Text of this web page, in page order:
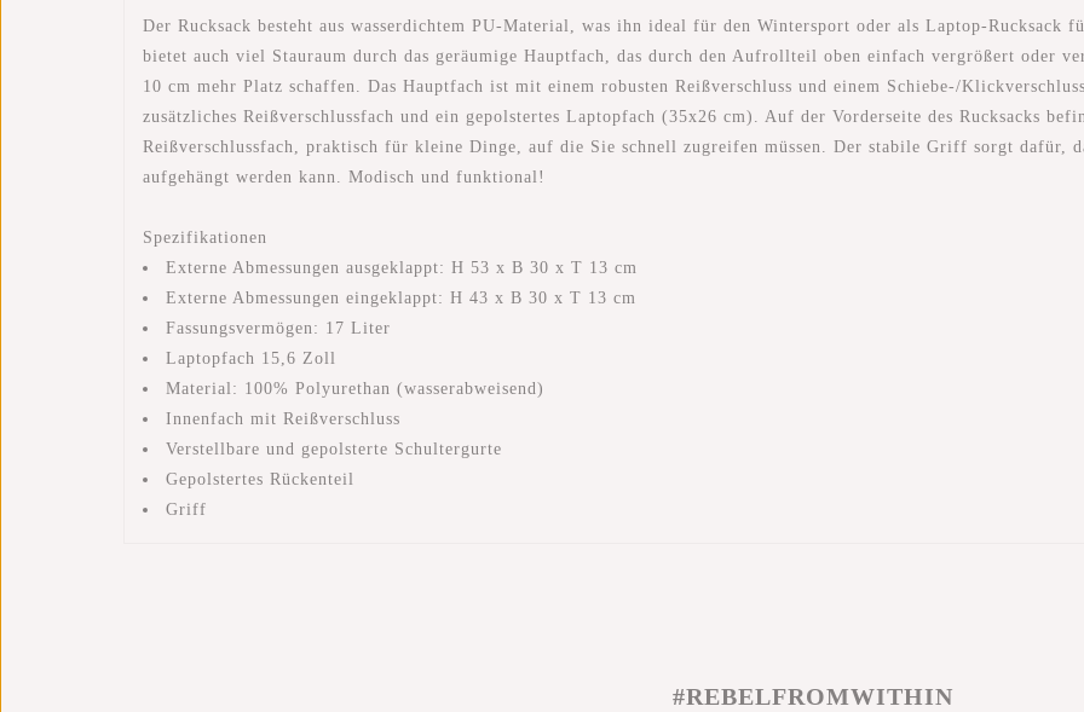
Der Rucksack besteht aus wasserdichtem PU-Material, was ihn ideal für den Wintersport oder als Laptop-Rucksack
bietet auch viel Stauraum durch das geräumige Hauptfach, das durch den Aufrollteil oben einfach vergrößert oder
10 cm mehr Platz schaffen. Das Hauptfach ist mit einem robusten Reißverschluss und einem Schiebe-/
zusätzliches Reißverschlussfach und ein gepolstertes Laptopfach (35x26 cm). Auf der Vorderseite des Rucksacks
Reißverschlussfach, praktisch für kleine Dinge, auf die Sie schnell zugreifen müssen. Der stabile Griff sorgt dafür,
aufgehängt werden kann. Modisch und funktional!
Spezifikationen
Externe Abmessungen ausgeklappt: H 53 x B 30 x T 13 cm
Externe Abmessungen eingeklappt: H 43 x B 30 x T 13 cm
Fassungsvermögen: 17 Liter
Laptopfach 15,6 Zoll
Material: 100% Polyurethan (wasserabweisend)
Innenfach mit Reißverschluss
Verstellbare und gepolsterte Schultergurte
Gepolstertes Rückenteil
Griff
#REBELFROMWITHIN